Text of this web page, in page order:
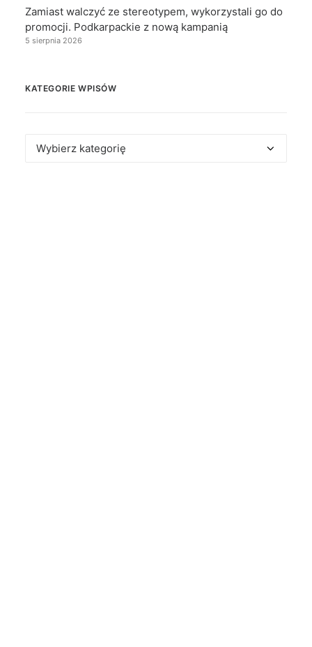
Zamiast walczyć ze stereotypem, wykorzystali go do
promocji. Podkarpackie z nową kampanią
5 sierpnia 2026
KATEGORIE WPISÓW
Kategorie